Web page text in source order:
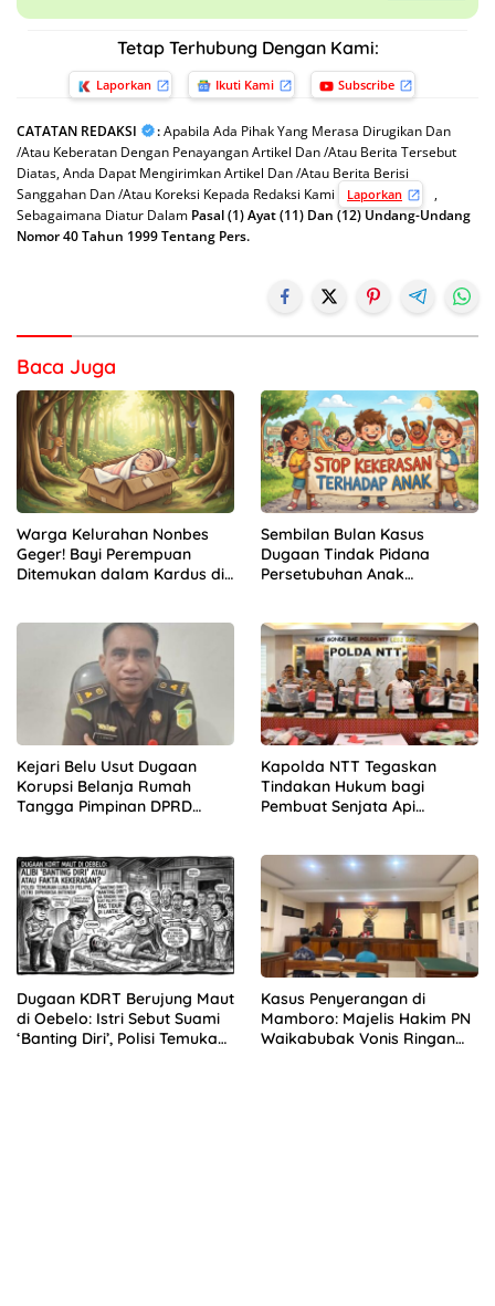
Tetap Terhubung Dengan Kami:
Laporkan Ikuti Kami Subscribe
CATATAN REDAKSI :Apabila Ada Pihak Yang Merasa Dirugikan Dan
/Atau Keberatan Dengan Penayangan Artikel Dan /Atau Berita Tersebut
Diatas, Anda Dapat Mengirimkan Artikel Dan /Atau Berita Berisi
Sanggahan Dan /Atau Koreksi Kepada Redaksi Kami
Laporkan
,
Sebagaimana Diatur Dalam Pasal (1) Ayat (11) Dan (12) Undang-Undang
Nomor 40 Tahun 1999 Tentang Pers.
Baca Juga
Warga Kelurahan Nonbes
Geger! Bayi Perempuan
Ditemukan dalam Kardus di
Sembilan Bulan Kasus
Dugaan Tindak Pidana
Persetubuhan Anak
Kejari Belu Usut Dugaan
Korupsi Belanja Rumah
Tangga Pimpinan DPRD
Kapolda NTT Tegaskan
Tindakan Hukum bagi
Pembuat Senjata Api
Dugaan KDRT Berujung Maut
di Oebelo: Istri Sebut Suami
‘Banting Diri’, Polisi Temukan
Kasus Penyerangan di
Mamboro: Majelis Hakim PN
Waikabubak Vonis Ringan